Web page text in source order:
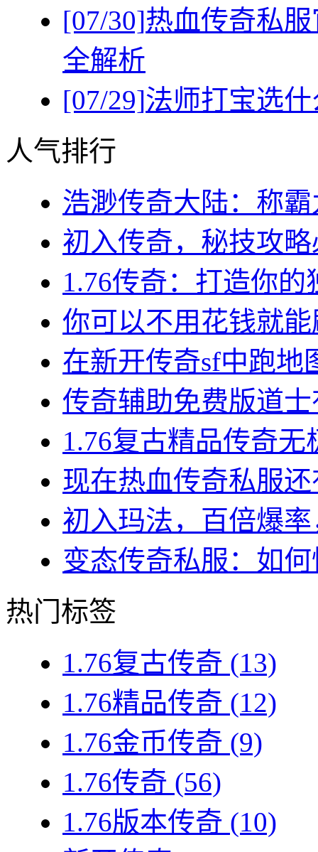
[07/30]热血传奇私
全解析
[07/29]法师打宝选
人气排行
浩渺传奇大陆：称
初入传奇，秘技攻
1.76传奇：打造你
你可以不用花钱就
在新开传奇sf中跑地
传奇辅助免费版道
1.76复古精品传奇
现在热血传奇私服
初入玛法，百倍爆
变态传奇私服：如
热门标签
1.76复古传奇 (13)
1.76精品传奇 (12)
1.76金币传奇 (9)
1.76传奇 (56)
1.76版本传奇 (10)